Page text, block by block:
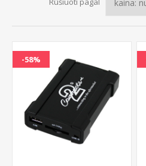
-58%